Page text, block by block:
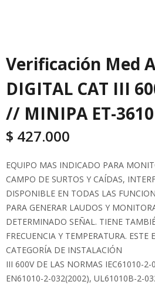
Verificación Med
DIGITAL CAT III
// MINIPA ET-3610
$ 427.000
EQUIPO MAS INDICADO PARA
CAMPO DE SURTOS Y CAÍDAS,
DISPONIBLE EN TODAS LAS
PARA GENERAR LAUDOS Y
DETERMINADO SEÑAL. TIENE
FRECUENCIA Y TEMPERATURA.
CATEGORÍA DE INSTALACIÓN
III 600V DE LAS NORMAS IEC61010-2-
EN61010-2-032(2002), UL61010B-2-